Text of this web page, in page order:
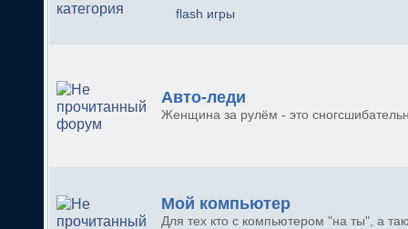
flash игры
Авто-леди
Женщина за рулём - это
Мой компьютер
Для тех кто с компьютером "на ты", а